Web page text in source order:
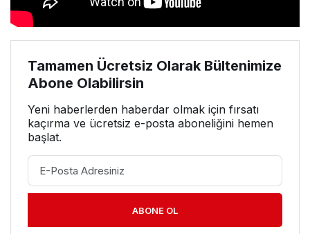
Tamamen Ücretsiz Olarak Bültenimize
Abone Olabilirsin
Yeni haberlerden haberdar olmak için fırsatı
kaçırma ve ücretsiz e-posta aboneliğini hemen
başlat.
ABONE OL